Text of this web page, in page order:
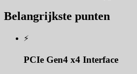
Belangrijkste punten
⚡
PCIe Gen4 x4 Interface